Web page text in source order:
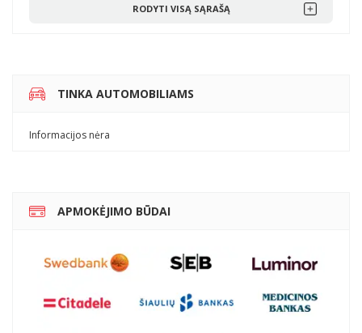
RODYTI VISĄ SĄRAŠĄ
TINKA AUTOMOBILIAMS
Informacijos nėra
APMOKĖJIMO BŪDAI